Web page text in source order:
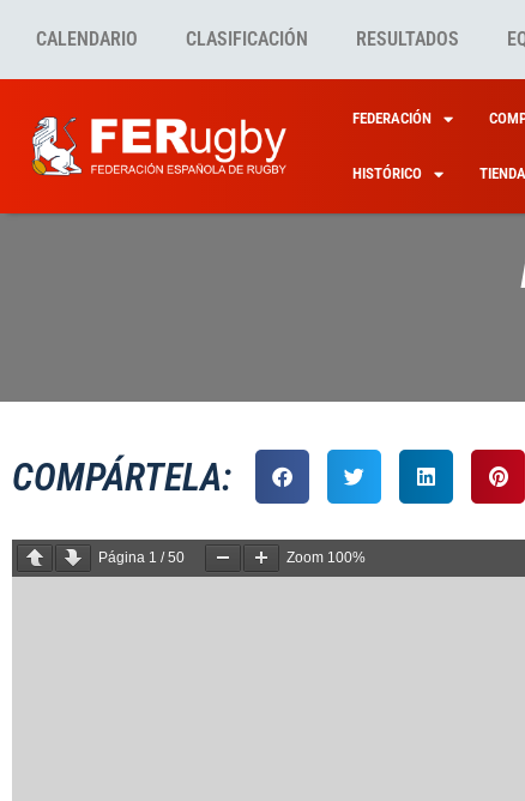
CALENDARIO CLASIFICACIÓN RESULTADOS
FEDERACIÓN
HISTÓRICO TIENDA
COMPÁRTELA:
Página 1 /50 Zoom 100%